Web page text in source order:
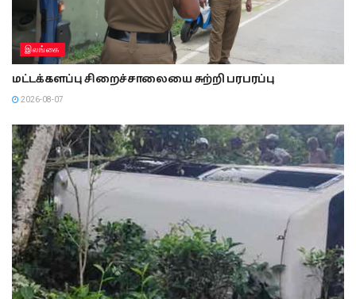
இலங்கை
மட்டக்களப்பு சிறைச்சாலையை சுற்றி பரபரப்பு
2026-08-07